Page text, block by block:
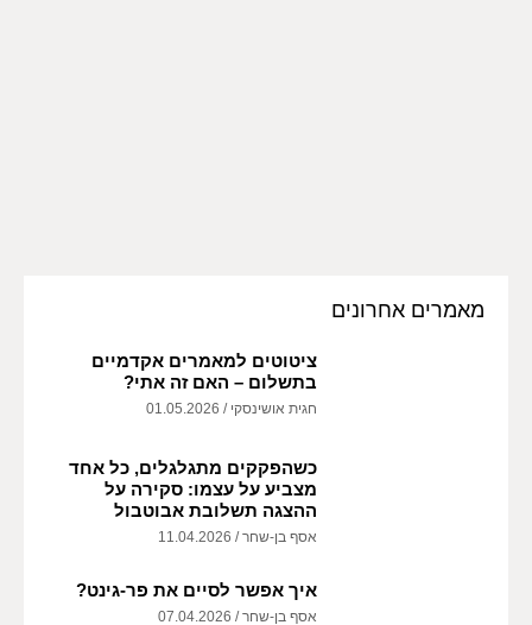
מאמרים אחרונים
ציטוטים למאמרים אקדמיים
בתשלום – האם זה אתי?
חגית אושינסקי
כשהפקקים מתגלגלים, כל אחד
מצביע על עצמו: סקירה על
ההצגה תשלובת אבוטבול
אסף בן-שחר
איך אפשר לסיים את פר-גינט?
אסף בן-שחר